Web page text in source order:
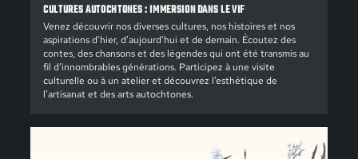
CULTURES AUTOCHTONES : IMMERSION DANS LE VIF
Venez découvrir nos diverses cultures, nos histoires et nos
aspirations d’hier, d’aujourd’hui et de demain. Écoutez des
contes, des chansons et des légendes qui ont été transmis au
fil d’innombrables générations. Participez à une visite
culturelle ou à un atelier et découvrez l’esthétique de
l’artisanat et des arts autochtones.